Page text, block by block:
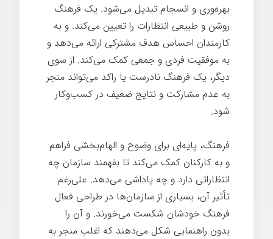
بهره‌وری و انسجام تبدیل می‌شود. یک فرهنگ
روشن و طبیعی انتظارات را تعیین می‌کند. و به
کارمندان احساس هدف مشترکی ارائه می‌دهد و
به موفقیت فردی و جمعی کمک می‌کند. از سوی
دیگر، یک فرهنگ نادرست یا راکد می‌تواند منجر
به عدم مشارکت و نتایج ضعیف در کسب‌وکار
شود.
فرهنگ، پایه‌ای برای وضوح و الهام‌بخشی فراهم
و به کارکنان کمک می‌کند تا بفهمند سازمان چه
انتظاراتی دارد و چه پاداشی می‌دهد. علی‌رغم
تأثیر آن، بسیاری از سازمان‌ها در طراحی فعال
فرهنگ خودشان شکست می‌خورند. و آن را
بدون راهنمایی شکل می‌دهند که اغلب منجر به